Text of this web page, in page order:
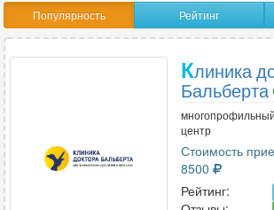
Анестезиология
Анестезиология-реаниматология
Популярность Рейтинг
Клиника
Бальберта
центр
Стоимость
8500
Рейтинг: